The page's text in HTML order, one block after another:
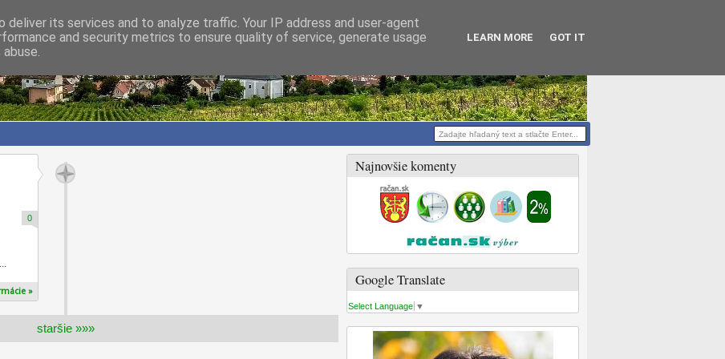
0
»
staršie »»»
Najnovšie komenty
Google Translate
Select Language ▼
its services and to analyze traffic. Your IP address and user-agent
and security metrics to ensure quality of service, generate usage
LEARN MORE GOT IT